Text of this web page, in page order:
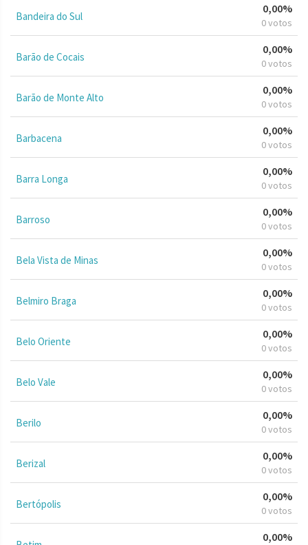
Bandeira do Sul
0,00%
0 votos
Barão de Cocais
0,00%
0 votos
Barão de Monte Alto
0,00%
0 votos
Barbacena
0,00%
0 votos
Barra Longa
0,00%
0 votos
Barroso
0,00%
0 votos
Bela Vista de Minas
0,00%
0 votos
Belmiro Braga
0,00%
0 votos
Belo Oriente
0,00%
0 votos
Belo Vale
0,00%
0 votos
Berilo
0,00%
0 votos
Berizal
0,00%
0 votos
Bertópolis
0,00%
0 votos
0,00%